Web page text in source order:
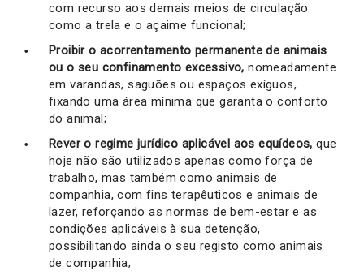
com recurso aos demais meios de circulação
como a trela e o açaime funcional;
Proibir o acorrentamento permanente de animais
ou o seu confinamento excessivo,nomeadamente
em varandas, saguões ou espaços exíguos,
fixando uma área mínima que garanta o conforto
do animal;
Rever o regime jurídico aplicável aos equídeos,que
hoje não são utilizados apenas como força de
trabalho, mas também como animais de
companhia, com fins terapêuticos e animais de
lazer, reforçando as normas de bem-estar e as
condições aplicáveis à sua detenção,
possibilitando ainda o seu registo como animais
de companhia;